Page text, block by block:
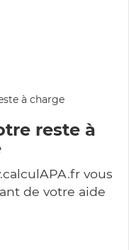
reste à
vous
de votre aide